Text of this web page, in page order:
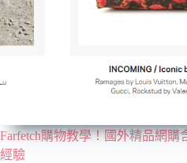
Farfetch購物教學！國外精品網
經驗